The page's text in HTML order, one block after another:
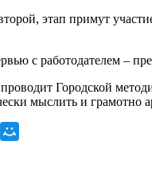
этап примут
с работодателем –
Городской
мыслить и